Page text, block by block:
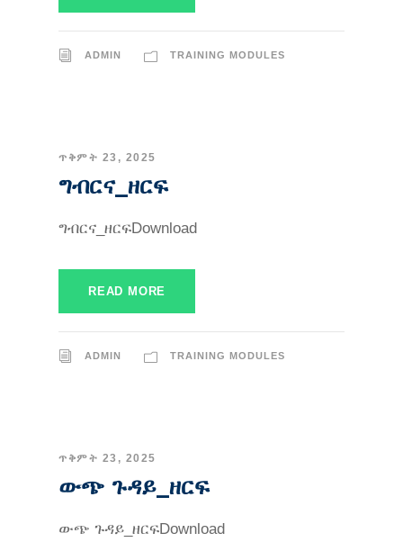
ADMIN TRAINING MODULES
ጥቅምት 23, 2025
ግብርና_ዘርፍ
ግብርና_ዘርፍDownload
READ MORE
ADMIN TRAINING MODULES
ጥቅምት 23, 2025
ውጭ ጉዳይ_ዘርፍ
ውጭ ጉዳይ_ዘርፍDownload